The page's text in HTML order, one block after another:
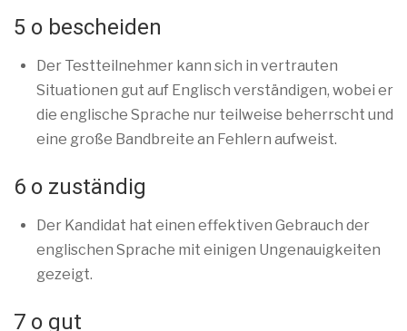
5 o bescheiden
Der Testteilnehmer kann sich in vertrauten
Situationen gut auf Englisch verständigen, wobei er
die englische Sprache nur teilweise beherrscht und
eine große Bandbreite an Fehlern aufweist.
6 o zuständig
Der Kandidat hat einen effektiven Gebrauch der
englischen Sprache mit einigen Ungenauigkeiten
gezeigt.
7 o gut